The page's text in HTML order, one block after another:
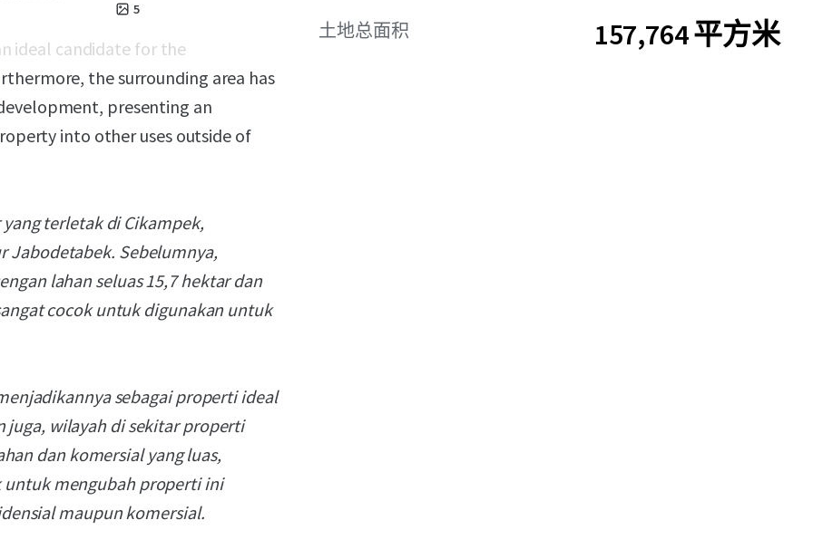
5
ideal candidate for the
the surrounding area has
presenting an
into other uses outside of
terletak di Cikampek,
Jabodetabek. Sebelumnya,
lahan seluas 15,7 hektar dan
cocok untuk digunakan untuk
sebagai properti ideal
wilayah di sekitar properti
dan komersial yang luas,
untuk mengubah properti ini
maupun komersial.
土地总面积 157,764 平方米